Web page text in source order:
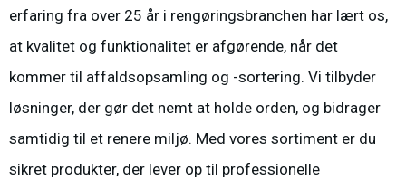
erfaring fra over 25 år i rengøringsbranchen har lært os,
at kvalitet og funktionalitet er afgørende, når det
kommer til affaldsopsamling og -sortering. Vi tilbyder
løsninger, der gør det nemt at holde orden, og bidrager
samtidig til et renere miljø. Med vores sortiment er du
sikret produkter, der lever op til professionelle